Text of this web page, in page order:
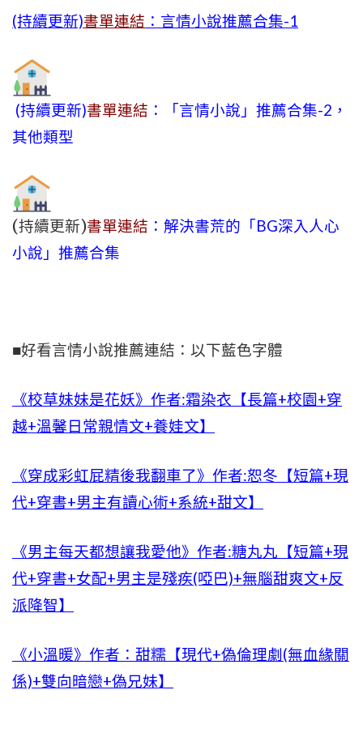
(持續更新)書單連結 ：言情小說推薦合集-1
(持續更新)書單連結 ：「言情小說」推薦合集-2，
其他類型
(持續更新)書單連結 ：解決書荒的「BG深入人心
小說」推薦合集
■好看言情小說推薦連結：以下藍色字體
《校草妹妹是花妖》作者:霜染衣【長篇+校園+穿
越+溫馨日常親情文+養娃文】
《穿成彩虹屁精後我翻車了》作者:恕冬【短篇+現
代+穿書+男主有讀心術+系統+甜文】
《男主每天都想讓我愛他》作者:糖丸丸【短篇+現
代+穿書+女配+男主是殘疾(啞巴)+無腦甜爽文+反
派降智】
《小溫暖》作者：甜糯【現代+偽倫理劇(無血緣關
係)+雙向暗戀+偽兄妹】